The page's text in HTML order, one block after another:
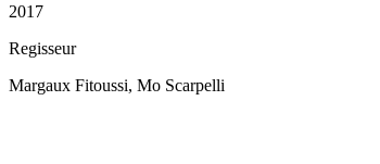
2017
Regisseur
Margaux Fitoussi, Mo Scarpelli